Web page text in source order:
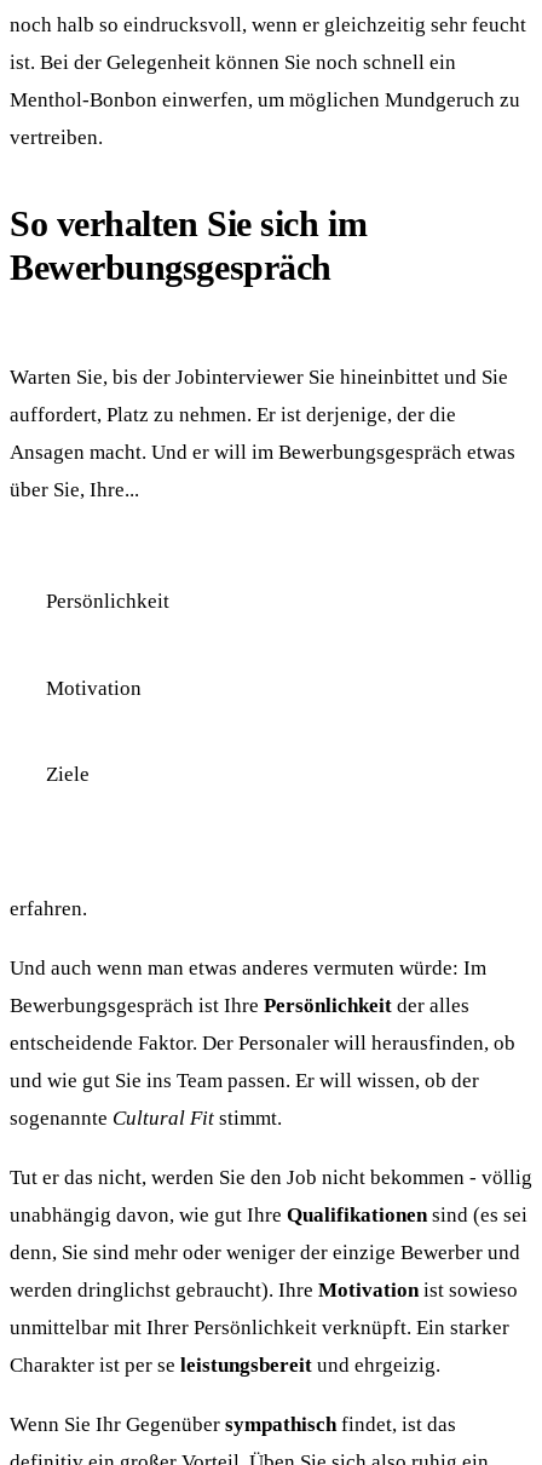
noch halb so eindrucksvoll, wenn er gleichzeitig sehr feucht
ist. Bei der Gelegenheit können Sie noch schnell ein
Menthol-Bonbon einwerfen, um möglichen Mundgeruch zu
vertreiben.
So verhalten Sie sich im
Bewerbungsgespräch
Warten Sie, bis der Jobinterviewer Sie hineinbittet und Sie
auffordert, Platz zu nehmen. Er ist derjenige, der die
Ansagen macht. Und er will im Bewerbungsgespräch etwas
über Sie, Ihre...
Persönlichkeit
Motivation
Ziele
erfahren.
Und auch wenn man etwas anderes vermuten würde: Im
Bewerbungsgespräch ist Ihre Persönlichkeit der alles
entscheidende Faktor. Der Personaler will herausfinden, ob
und wie gut Sie ins Team passen. Er will wissen, ob der
sogenannte Cultural Fit stimmt.
Tut er das nicht, werden Sie den Job nicht bekommen - völlig
unabhängig davon, wie gut Ihre Qualifikationensind (es sei
denn, Sie sind mehr oder weniger der einzige Bewerber und
werden dringlichst gebraucht). Ihre Motivationist sowieso
unmittelbar mit Ihrer Persönlichkeit verknüpft. Ein starker
Charakter ist per se leistungsbereit und ehrgeizig.
Wenn Sie Ihr Gegenüber sympathischfindet, ist das